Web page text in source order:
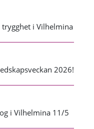
i Vilhelmina
2026!
i Vilhelmina 11/5